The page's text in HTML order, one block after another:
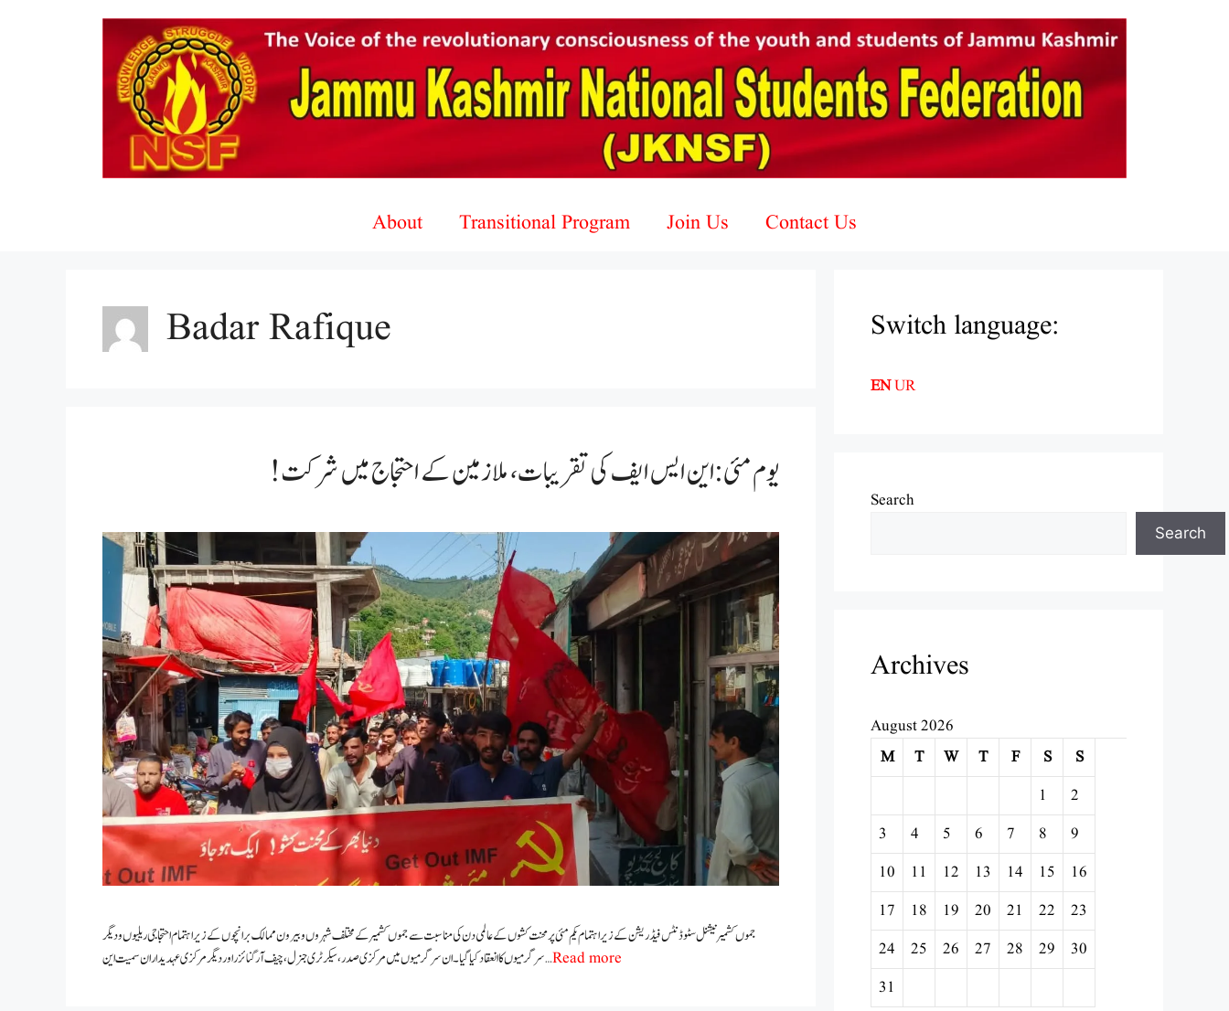
About Transitional Program Join Us Contact Us
Badar Rafique
یوم مئی⁦:⁩این ایس ایف کی تقریبات، ملازمین کے احتجاج میں شرکت!
جموں کشمیر نیشنل سٹوڈنٹس فیڈریشن کے زیر اہتمام یکم مئی پر محنت کشوں کے عالمی دن کی مناسبت سے جموں کشمیر کے مختلف شہروں و بیرون ممالک برانچوں کے زیر اہتمام احتجاجی ریلیوں و دیگر
سرگرمیوں کا انعقاد کیا گیا۔ ان سرگرمیوں میں مرکزی صدر، سیکرٹری جنرل، چیف آرگنائزر اور دیگر مرکزی عہدیداران سمیت این …Read more
Switch language:
ENUR
Search
Search
Archives
August 2026
M
T W T F S
S
1
2
3
4 5 6 7 8
9
10
11 12 13 14 15
16
17
18 19 20 21 22
23
24
25 26 27 28 29
30
31